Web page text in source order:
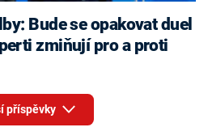
zmiňují pro a proti
příspěvky